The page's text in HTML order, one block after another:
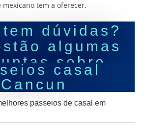
tem a oferecer.
dúvidas?
algumas
sobre
casal
Cancun
passeios de casal em